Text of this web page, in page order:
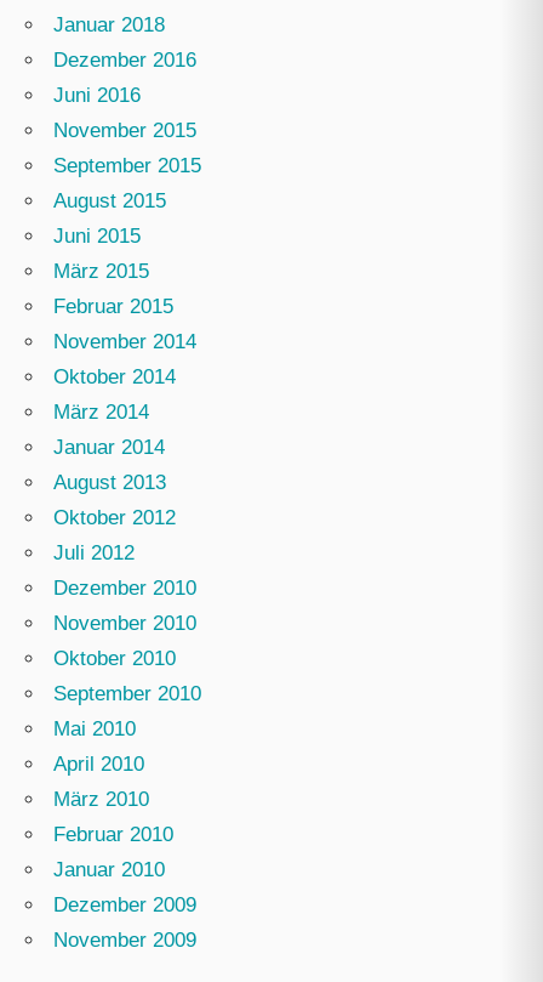
Januar 2018
Dezember 2016
Juni 2016
November 2015
September 2015
August 2015
Juni 2015
März 2015
Februar 2015
November 2014
Oktober 2014
März 2014
Januar 2014
August 2013
Oktober 2012
Juli 2012
Dezember 2010
November 2010
Oktober 2010
September 2010
Mai 2010
April 2010
März 2010
Februar 2010
Januar 2010
Dezember 2009
November 2009